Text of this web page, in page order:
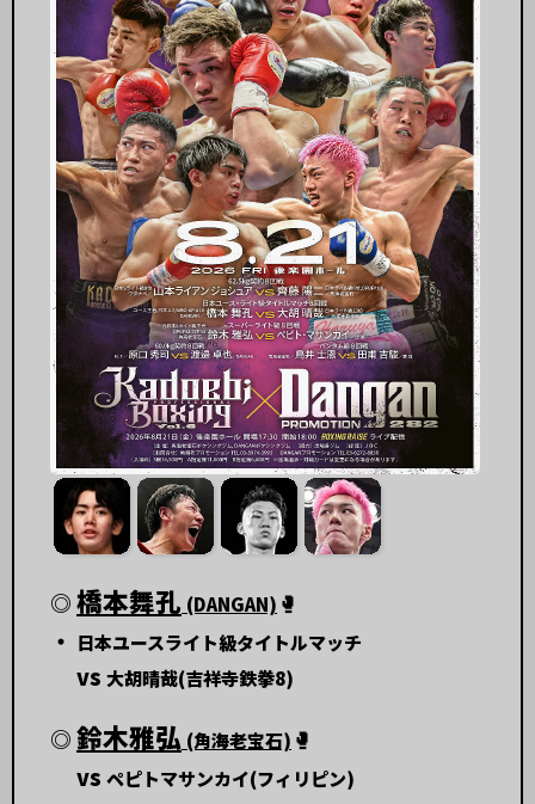
◎橋本舞孔 (DANGAN) 🥊
・ 日本ユースライト級タイトルマッチ
vs 大胡晴哉(吉祥寺鉄拳8)
◎鈴木雅弘 (角海老宝石) 🥊
vs ペピトマサンカイ(フィリピン)